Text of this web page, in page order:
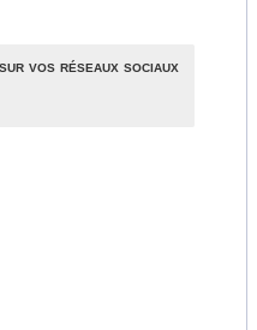
vos réseaux sociaux